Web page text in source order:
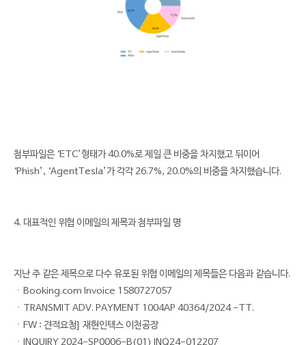
첨부파일은 ‘ETC’형태가 40.0%로 제일 큰 비중을 차지했고 뒤이어
‘Phish’, ‘AgentTesla’가 각각 26.7%, 20.0%의 비중을 차지했습니다.
4. 대표적인 위협 이메일의 제목과 첨부파일 명
지난 주 같은 제목으로 다수 유포된 위협 이메일의 제목들은 다음과 같습니다.
ㆍBooking.com Invoice 1580727057
ㆍTRANSMIT ADV. PAYMENT 1004AP 40364/2024 -TT.
ㆍFW : 견적요청] 재현인텍스 이천공장
ㆍINQUIRY 2024-SP0006-B(01) INQ24-012207